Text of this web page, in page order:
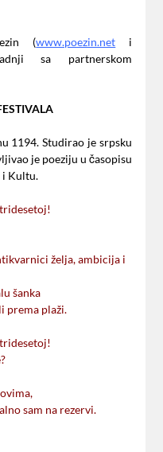
(www.poezin.net i
sa partnerskom
1194. Studirao je srpsku
je poeziju u časopisu
i Kultu.
želja, ambicija i
šanka
prema plaži.
sam na rezervi.